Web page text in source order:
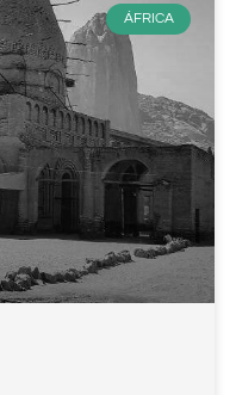
ÁFRICA